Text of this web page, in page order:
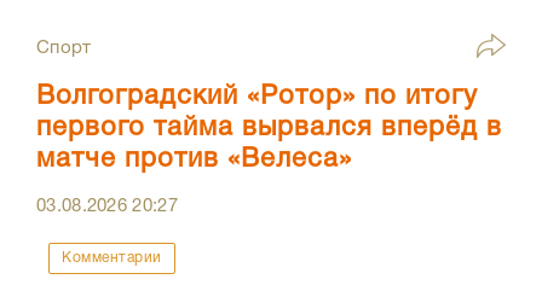
Спорт
Волгоградский «Ротор» по итогу
первого тайма вырвался вперёд в
матче против «Велеса»
03.08.202620:27
Комментарии